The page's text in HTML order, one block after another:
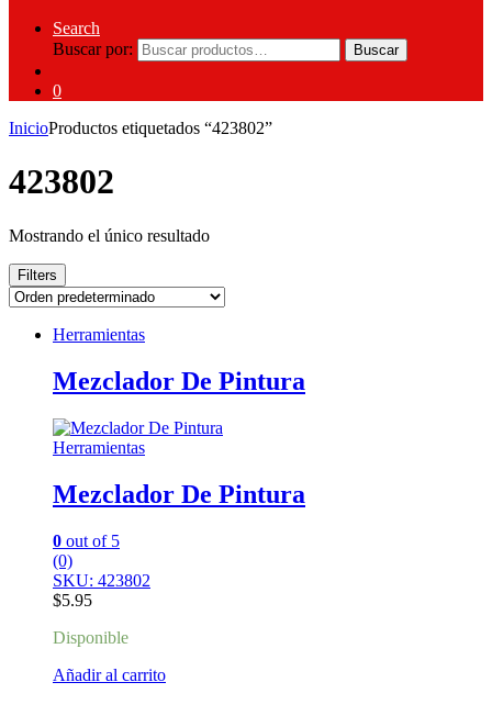
Search
Buscar por:
Buscar
0
InicioProductos etiquetados “423802”
423802
Mostrando el único resultado
Filters
Herramientas
Mezclador De Pintura
Herramientas
Mezclador De Pintura
0 out of 5
(0)
SKU: 423802
$5.95
Disponible
Añadir al carrito